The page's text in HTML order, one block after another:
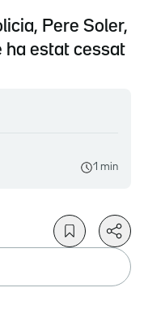
Pere Soler,
ha estat cessat
1 min